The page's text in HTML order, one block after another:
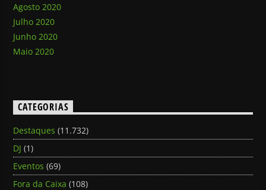
Agosto 2020
Julho 2020
Junho 2020
Maio 2020
CATEGORIAS
Destaques (11.732)
DJ (1)
Eventos (69)
Fora da Caixa (108)